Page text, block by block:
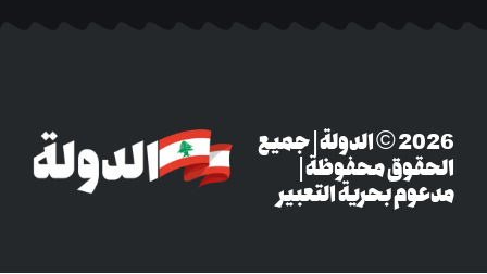
‎© 2026 الدولة | جميع
محفوظة |
بحرية التعبير